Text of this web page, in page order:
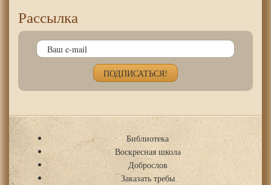
Рассылка
Библиотека
Воскресная школа
Доброслов
Заказать требы